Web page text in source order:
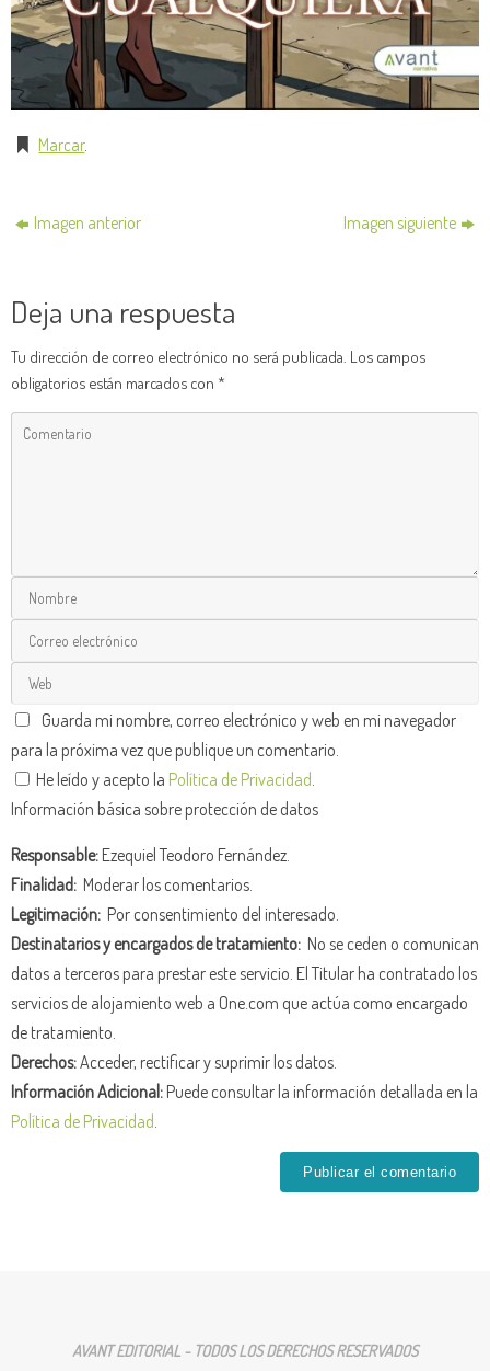
Marcar.
Imagen anterior Imagen siguiente
Deja una respuesta
Tu dirección de correo electrónico no será publicada. Los campos
obligatorios están marcados con *
Guarda mi nombre, correo electrónico y web en mi navegador
para la próxima vez que publique un comentario.
He leído y acepto la Política de Privacidad
Información básica sobre protección de datos
Responsable:Ezequiel Teodoro Fernández.
Finalidad: Moderar los comentarios.
Legitimación: Por consentimiento del interesado.
Destinatarios y encargados de tratamiento: No se ceden o comunican
datos a terceros para prestar este servicio. El Titular ha contratado los
servicios de alojamiento web a One.com que actúa como encargado
de tratamiento.
Derechos:Acceder, rectificar y suprimir los datos.
Información Adicional:Puede consultar la información detallada en la
Política de Privacidad
AVANT EDITORIAL - TODOS LOS DERECHOS RESERVADOS